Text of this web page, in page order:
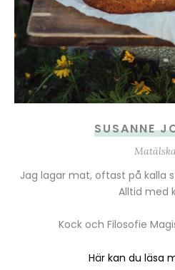
SUSANNE
Jag lagar mat, oftast på kalla
Alltid med
Kock och Filosofie
Här kan du läsa